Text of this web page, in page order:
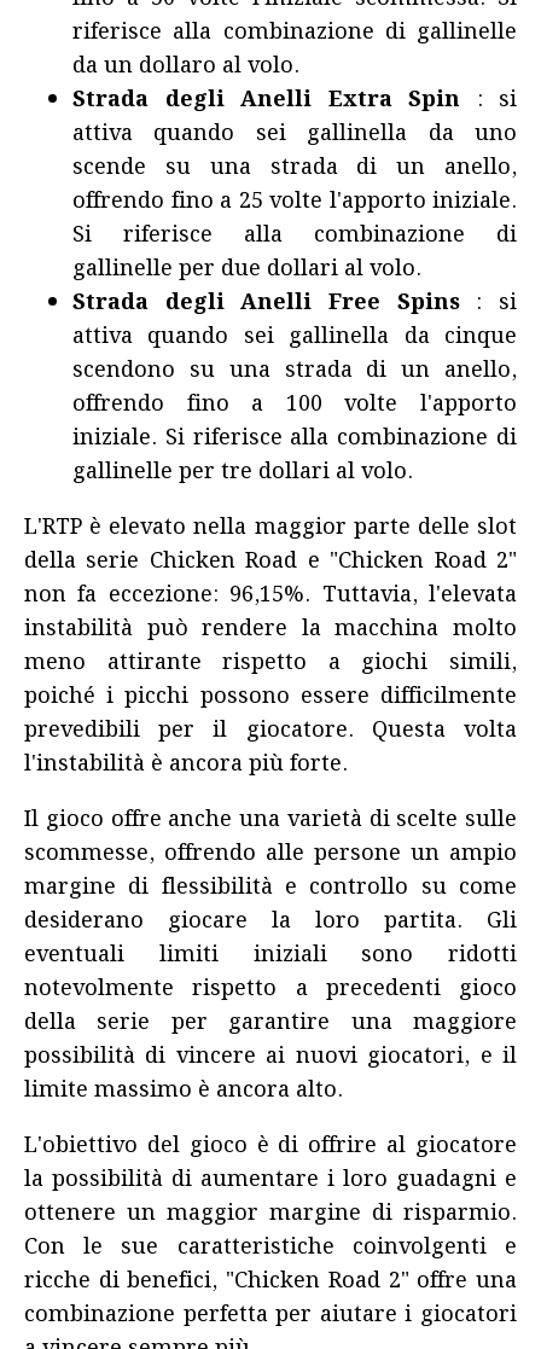
riferisce alla combinazione di gallinelle
da un dollaro al volo.
Strada degli Anelli Extra Spin : si
attiva quando sei gallinella da uno
scende su una strada di un anello,
offrendo fino a 25 volte l'apporto iniziale.
Si riferisce alla combinazione di
gallinelle per due dollari al volo.
Strada degli Anelli Free Spins : si
attiva quando sei gallinella da cinque
scendono su una strada di un anello,
offrendo fino a 100 volte l'apporto
iniziale. Si riferisce alla combinazione di
gallinelle per tre dollari al volo.
L'RTP è elevato nella maggior parte delle slot
della serie Chicken Road e "Chicken Road 2"
non fa eccezione: 96,15%. Tuttavia, l'elevata
instabilità può rendere la macchina molto
meno attirante rispetto a giochi simili,
poiché i picchi possono essere difficilmente
prevedibili per il giocatore. Questa volta
l'instabilità è ancora più forte.
Il gioco offre anche una varietà di scelte sulle
scommesse, offrendo alle persone un ampio
margine di flessibilità e controllo su come
desiderano giocare la loro partita. Gli
eventuali limiti iniziali sono ridotti
notevolmente rispetto a precedenti gioco
della serie per garantire una maggiore
possibilità di vincere ai nuovi giocatori, e il
limite massimo è ancora alto.
L'obiettivo del gioco è di offrire al giocatore
la possibilità di aumentare i loro guadagni e
ottenere un maggior margine di risparmio.
Con le sue caratteristiche coinvolgenti e
ricche di benefici, "Chicken Road 2" offre una
combinazione perfetta per aiutare i giocatori